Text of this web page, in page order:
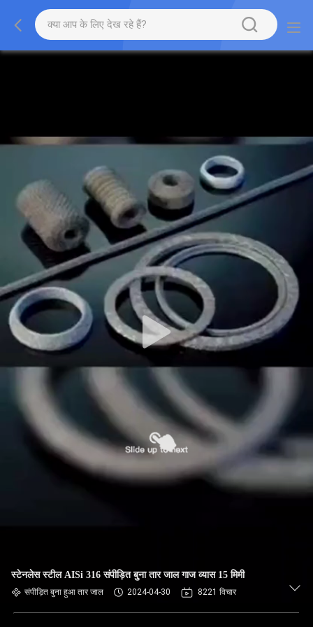
स्टेनलेस स्टील AISi 316 संपीड़ित बुना तार जाल गाज व्यास 15 मिमी
संपीड़ित बुना हुआ तार जाल 2024-04-30 8221 विचार